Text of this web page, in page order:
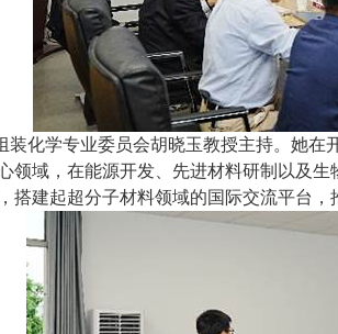
装化学专业委员会胡晓玉教授主持。她
领域，在能源开发、先进材料研制以及
搭建起超分子材料领域的国际交流平台